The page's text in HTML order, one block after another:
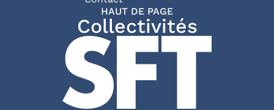
HAUT DE PAGE
Collectivités